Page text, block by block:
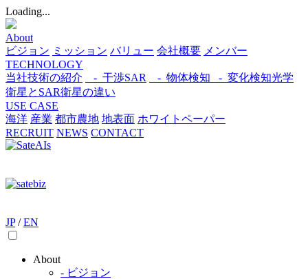
Loading...
About
ビジョン ミッション バリュー 会社概要 メンバー
TECHNOLOGY
当社技術の紹介
- 干渉SAR - 物体検知​ - 変化検知​光学
衛星とSAR衛星の違い
USE CASE
海洋 産業 都市​農地 地表面 ホワイトペーパー
RECRUIT NEWS CONTACT
JP / EN
About
- ビジョン